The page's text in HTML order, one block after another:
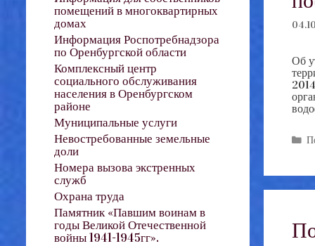
Об
помещений в многоквартирных
домах
Информация Роспотребнадзора
по Оренбургской области
Комплексный центр
социального обслуживания
населения в Оренбургском
районе
Муниципальные услуги
Невостребованные земельные
доли
Номера вызова экстренных
служб
Охрана труда
Памятник «Павшим воинам в
годы Великой Отечественной
войны 1941-1945гг».